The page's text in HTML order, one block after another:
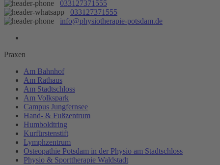
033127371555
033127371555
info@physiotherapie-potsdam.de
Praxen
Am Bahnhof
Am Rathaus
Am Stadtschloss
Am Volkspark
Campus Jungfernsee
Hand- & Fußzentrum
Humboldtring
Kurfürstenstift
Lymphzentrum
Osteopathie Potsdam in der Physio am Stadtschloss
Physio & Sporttherapie Waldstadt